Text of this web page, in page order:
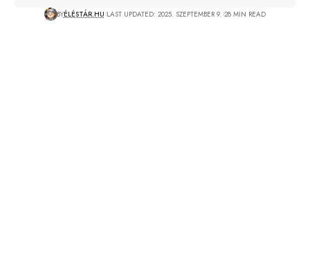
BYÉLÉSTÁR.HU LAST UPDATED: 2025. SZEPTEMBER 9. 28 MIN READ